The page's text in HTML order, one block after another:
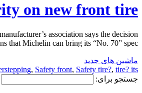
on new front tire?
association says the decision
Michelin can bring its “No. 70” spec […]
ماشین های جدید
, Safety front, Safety tire?, tire? its
جستجو برای: